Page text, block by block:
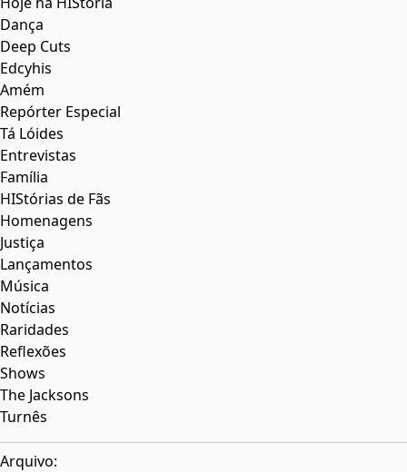
Dança
Deep Cuts
Edcyhis
Amém
Repórter Especial
Tá Lóides
Entrevistas
Família
HIStórias de Fãs
Homenagens
Justiça
Lançamentos
Música
Notícias
Raridades
Reflexões
Shows
The Jacksons
Turnês
Arquivo: